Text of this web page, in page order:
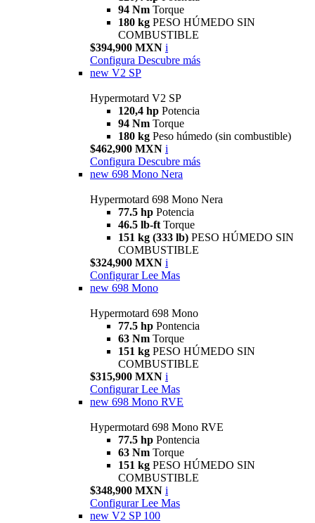
94 Nm Torque
180 kg PESO HÚMEDO SIN
COMBUSTIBLE
$394,900 MXN i
Configura Descubre más
new V2 SP
Hypermotard V2 SP
120,4 hp Potencia
94 Nm Torque
180 kg Peso húmedo (sin combustible)
$462,900 MXN i
Configura Descubre más
new 698 Mono Nera
Hypermotard 698 Mono Nera
77.5 hp Potencia
46.5 lb-ft Torque
151 kg (333 lb) PESO HÚMEDO SIN
COMBUSTIBLE
$324,900 MXN i
Configurar Lee Mas
new 698 Mono
Hypermotard 698 Mono
77.5 hp Pontencia
63 Nm Torque
151 kg PESO HÚMEDO SIN
COMBUSTIBLE
$315,900 MXN i
Configurar Lee Mas
new 698 Mono RVE
Hypermotard 698 Mono RVE
77.5 hp Pontencia
63 Nm Torque
151 kg PESO HÚMEDO SIN
COMBUSTIBLE
$348,900 MXN i
Configurar Lee Mas
new V2 SP 100